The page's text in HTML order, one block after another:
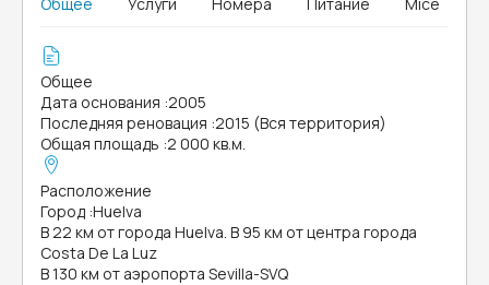
Общее
Дата основания :2005
Последняя реновация :2015 (Вся территория)
Общая площадь :2 000 кв.м.
Расположение
Город :Huelva
В 22 км от города Huelva. В 95 км от центра города
Costa De La Luz
В 130 км от аэропорта Sevilla-SVQ